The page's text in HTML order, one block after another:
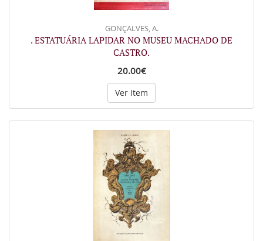
GONÇALVES, A.
. ESTATUÁRIA LAPIDAR NO MUSEU MACHADO DE
CASTRO.
20.00€
Ver Item